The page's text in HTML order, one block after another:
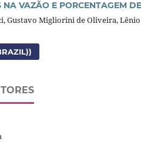
VAZÃO E PORCENTAGEM
Gustavo Migliorini de Oliveira,